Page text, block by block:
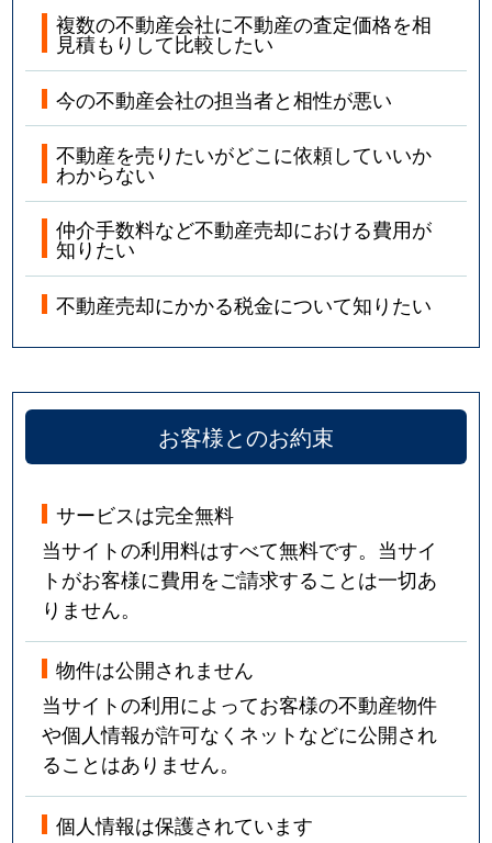
複数の不動産会社に不動産の査定価格を相
見積もりして比較したい
今の不動産会社の担当者と相性が悪い
不動産を売りたいがどこに依頼していいか
わからない
仲介手数料など不動産売却における費用が
知りたい
不動産売却にかかる税金について知りたい
お客様とのお約束
サービスは完全無料
当サイトの利用料はすべて無料です。当サイ
トがお客様に費用をご請求することは一切あ
りません。
物件は公開されません
当サイトの利用によってお客様の不動産物件
や個人情報が許可なくネットなどに公開され
ることはありません。
個人情報は保護されています